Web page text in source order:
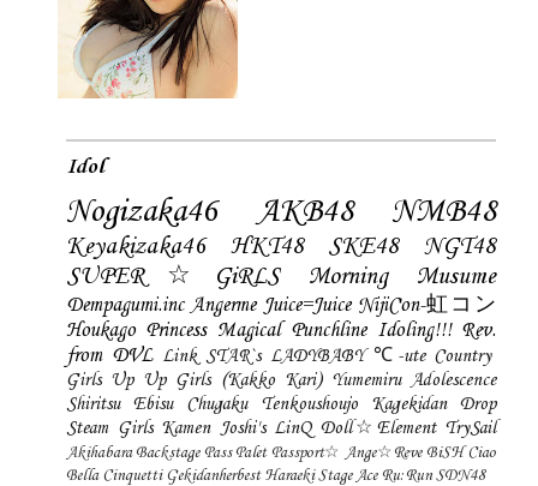
Idol
Nogizaka46 AKB48 NMB48
Keyakizaka46 HKT48 SKE48
NGT48
SUPER☆GiRLS
Morning Musume
Dempagumi.inc Angerme Juice=Juice NijiCon-虹コン
Houkago Princess Magical Punchline Idoling!!! Rev.
from DVL Link STAR`s LADYBABY ℃-ute Country
Girls Up Up Girls (Kakko Kari) Yumemiru Adolescence
Shiritsu Ebisu Chugaku
Tenkoushoujo Kagekidan
Drop
Steam Girls Kamen Joshi's LinQ Doll☆Element TrySail
Akihabara Backstage Pass Palet Passport☆ Ange☆Reve BiSH Ciao
Bella Cinquetti Gekidanherbest Haraeki Stage Ace Ru:Run SDN48